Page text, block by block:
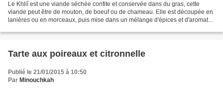
Le Khliî est une viande séchée confite et conservée dans du gras, cette
viande peut être de mouton, de boeuf ou de chameau. Elle est découpée en
lanières ou en morceaux, puis mise dans un mélange d'épices et d'aromates
Tarte aux poireaux et citronnelle
Publié le 21/01/2015 à 10:50
Par Minouchkah